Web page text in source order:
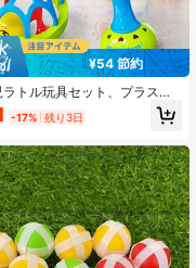
¥54 節約
トル玩具セット、プラスチ
トル玩具アソート(0-3歳向
ンダムなダブルヘッド設計)
-17% 残り3日